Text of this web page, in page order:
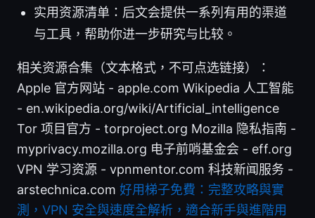
实用资源清单：后文会提供一系列有用的渠道
与工具，帮助你进一步研究与比较。
相关资源合集（文本格式，不可点选链接）：
Apple 官方网站 - apple.com Wikipedia 人工智能
- en.wikipedia.org/wiki/Artificial_intelligence
Tor 项目官方 - torproject.org Mozilla 隐私指南 -
myprivacy.mozilla.org 电子前哨基金会 - eff.org
VPN 学习资源 - vpnmentor.com 科技新闻服务 -
arstechnica.com 好用梯子免費：完整攻略與實
測，VPN 安全與速度全解析，適合新手與進階用